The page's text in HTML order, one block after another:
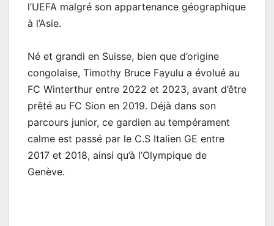
l’UEFA malgré son appartenance géographique
à l’Asie.
Né et grandi en Suisse, bien que d’origine
congolaise, Timothy Bruce Fayulu a évolué au
FC Winterthur entre 2022 et 2023, avant d’être
prêté au FC Sion en 2019. Déjà dans son
parcours junior, ce gardien au tempérament
calme est passé par le C.S Italien GE entre
2017 et 2018, ainsi qu’à l’Olympique de
Genève.